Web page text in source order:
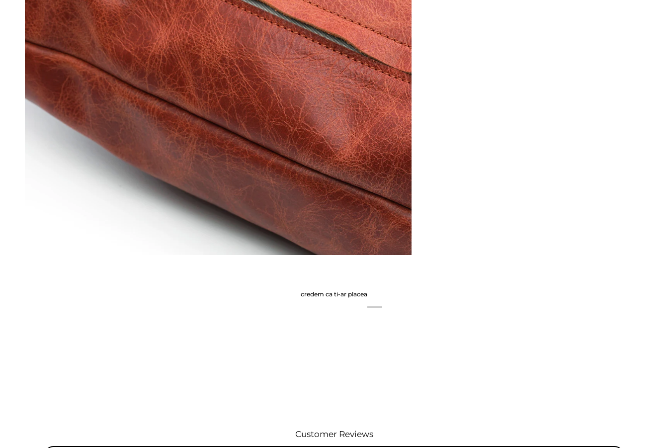
credem ca ti-ar placea
Customer Reviews